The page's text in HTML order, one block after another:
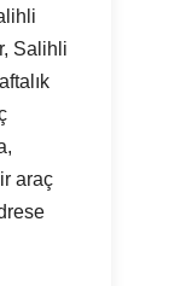
Salihli
araç